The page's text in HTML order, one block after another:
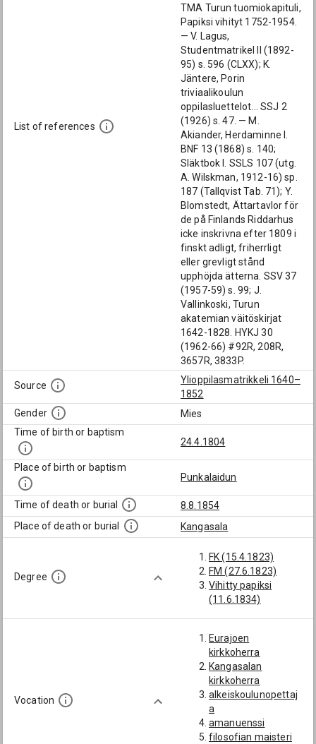
List of references
TMA Turun tuomiokapituli,
Papiksi vihityt 1752-1954.
— V. Lagus,
Studentmatrikel II (1892-
95) s. 596 (CLXX); K.
Jäntere, Porin
triviaalikoulun
oppilasluettelot... SSJ 2
(1926) s. 47. — M.
Akiander, Herdaminne I.
BNF 13 (1868) s. 140;
Släktbok I. SSLS 107 (utg.
A. Wilskman, 1912-16) sp.
187 (Tallqvist Tab. 71); Y.
Blomstedt, Ättartavlor för
de på Finlands Riddarhus
icke inskrivna efter 1809 i
finskt adligt, friherrligt
eller grevligt stånd
upphöjda ätterna. SSV 37
(1957-59) s. 99; J.
Vallinkoski, Turun
akatemian väitöskirjat
1642-1828. HYKJ 30
(1962-66) #92R, 208R,
3657R, 3833P.
Source
Ylioppilasmatrikkeli 1640–
1852
Gender
Mies
Time of birth or baptism
24.4.1804
Place of birth or baptism
Punkalaidun
Time of death or burial
8.8.1854
Place of death or burial
Kangasala
Degree
FK (15.4.1823)
FM (27.6.1823)
Vihitty papiksi
(11.6.1834)
Vocation
Eurajoen
kirkkoherra
Kangasalan
kirkkoherra
alkeiskoulunopettaj
a
amanuenssi
filosofian maisteri